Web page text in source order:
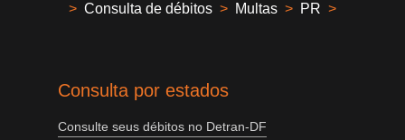
> Consulta de débitos > Multas > PR >
Consulta por estados
Consulte seus débitos no Detran-DF